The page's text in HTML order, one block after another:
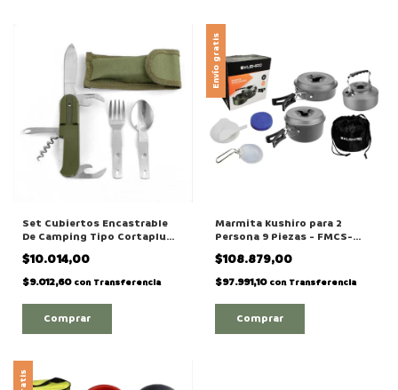
Set Cubiertos Encastrable
De Camping Tipo Cortapluma
Con Funda
$10.014,00
$9.012,60 con Transferencia
Envío gratis
Marmita Kushiro para 2
Persona 9 Piezas - FMCS-
M2P9
$108.879,00
$97.991,10 con Transferencia